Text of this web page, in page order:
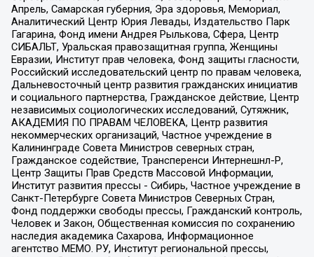
Апрель, Самарская губерния, Эра здоровья, Мемориал,
Аналитический Центр Юрия Левады, Издательство Парк
Гагарина, Фонд имени Андрея Рылькова, Сфера, Центр
СИБАЛЬТ, Уральская правозащитная группа, Женщины
Евразии, Институт прав человека, Фонд защиты гласности,
Российский исследовательский центр по правам человека,
Дальневосточный центр развития гражданских инициатив
и социального партнерства, Гражданское действие, Центр
независимых социологических исследований, Сутяжник,
АКАДЕМИЯ ПО ПРАВАМ ЧЕЛОВЕКА, Центр развития
некоммерческих организаций, Частное учреждение в
Калининграде Совета Министров северных стран,
Гражданское содействие, Трансперенси Интернешнл-Р,
Центр Защиты Прав Средств Массовой Информации,
Институт развития прессы - Сибирь, Частное учреждение в
Санкт-Петербурге Совета Министров Северных Стран,
Фонд поддержки свободы прессы, Гражданский контроль,
Человек и Закон, Общественная комиссия по сохранению
наследия академика Сахарова, Информационное
агентство МЕМО. РУ, Институт региональной прессы,